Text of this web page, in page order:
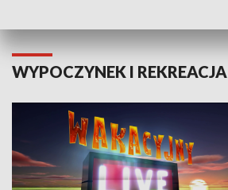
WYPOCZYNEK I REKREACJA